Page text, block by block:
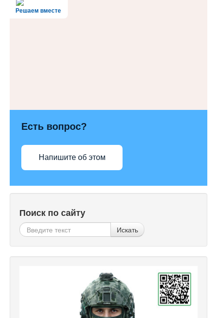
Решаем вместе
Есть вопрос?
Напишите об этом
Поиск по сайту
Искать